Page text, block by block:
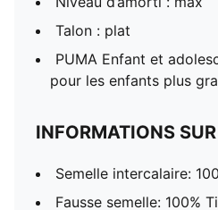
Talon : plat
PUMA Enfant et
pour les enfants plus
INFORMATIONS
Semelle intercalaire:
Fausse semelle: 100%